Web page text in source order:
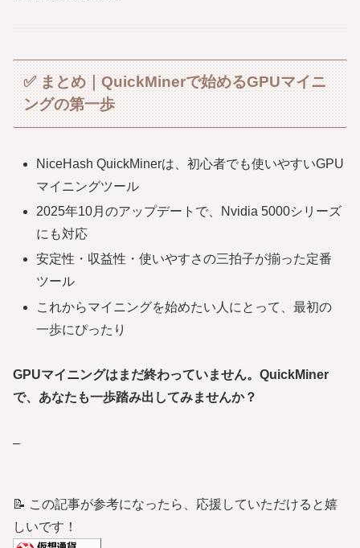
✅ まとめ｜QuickMinerで始めるGPUマイニ
ングの第一歩
NiceHash QuickMinerは、初心者でも使いやすいGPU
マイニングツール
2025年10月のアップデートで、Nvidia 5000シリーズ
にも対応
安定性・収益性・使いやすさの三拍子が揃った定番
ツール
これからマイニングを始めたい人にとって、最初の
一歩にぴったり
GPUマイニングはまだ終わっていません。QuickMiner
で、あなたも一歩踏み出してみませんか？
–
📝 この記事が参考になったら、応援していただけると嬉
しいです！